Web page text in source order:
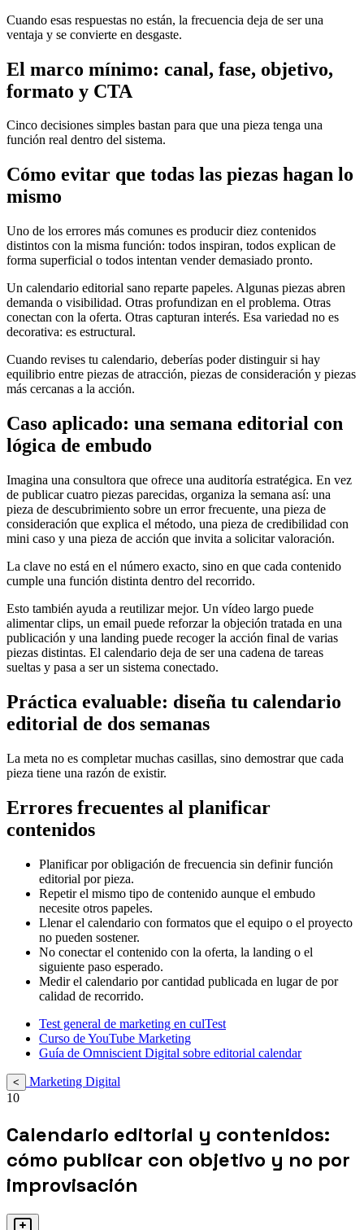
Cuando esas respuestas no están, la frecuencia deja de ser una
ventaja y se convierte en desgaste.
El marco mínimo: canal, fase, objetivo,
formato y CTA
Cinco decisiones simples bastan para que una pieza tenga una
función real dentro del sistema.
Cómo evitar que todas las piezas hagan lo
mismo
Uno de los errores más comunes es producir diez contenidos
distintos con la misma función: todos inspiran, todos explican de
forma superficial o todos intentan vender demasiado pronto.
Un calendario editorial sano reparte papeles. Algunas piezas abren
demanda o visibilidad. Otras profundizan en el problema. Otras
conectan con la oferta. Otras capturan interés. Esa variedad no es
decorativa: es estructural.
Cuando revises tu calendario, deberías poder distinguir si hay
equilibrio entre piezas de atracción, piezas de consideración y piezas
más cercanas a la acción.
Caso aplicado: una semana editorial con
lógica de embudo
Imagina una consultora que ofrece una auditoría estratégica. En vez
de publicar cuatro piezas parecidas, organiza la semana así: una
pieza de descubrimiento sobre un error frecuente, una pieza de
consideración que explica el método, una pieza de credibilidad con
mini caso y una pieza de acción que invita a solicitar valoración.
La clave no está en el número exacto, sino en que cada contenido
cumple una función distinta dentro del recorrido.
Esto también ayuda a reutilizar mejor. Un vídeo largo puede
alimentar clips, un email puede reforzar la objeción tratada en una
publicación y una landing puede recoger la acción final de varias
piezas distintas. El calendario deja de ser una cadena de tareas
sueltas y pasa a ser un sistema conectado.
Práctica evaluable: diseña tu calendario
editorial de dos semanas
La meta no es completar muchas casillas, sino demostrar que cada
pieza tiene una razón de existir.
Errores frecuentes al planificar
contenidos
Planificar por obligación de frecuencia sin definir función
editorial por pieza.
Repetir el mismo tipo de contenido aunque el embudo
necesite otros papeles.
Llenar el calendario con formatos que el equipo o el proyecto
no pueden sostener.
No conectar el contenido con la oferta, la landing o el
siguiente paso esperado.
Medir el calendario por cantidad publicada en lugar de por
calidad de recorrido.
Test general de marketing en culTest
Curso de YouTube Marketing
Guía de Omniscient Digital sobre editorial calendar
<
Marketing Digital
10
Calendario editorial y contenidos:
cómo publicar con objetivo y no por
improvisación